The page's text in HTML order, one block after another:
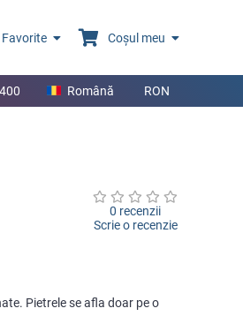
Favorite Coșul meu
Română RON
0 recenzii
Scrie o recenzie
Pietrele se afla doar pe o